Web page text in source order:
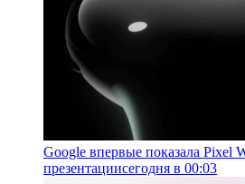
Google впервые показала Pixel
презентациисегодня в 00:03